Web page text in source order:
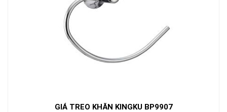
GIÁ TREO KHĂN KINGKU BP9907